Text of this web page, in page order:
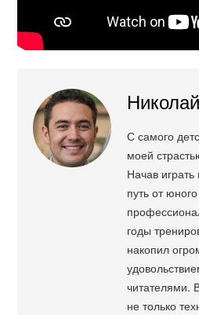
С самого
моей
Начав
путь от
годы
накопил
читателями.
не только